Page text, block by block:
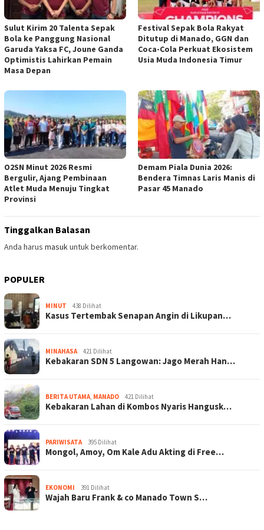
Sulut Kirim 20 Talenta Sepak
Bola ke Panggung Nasional
Garuda Yaksa FC, Joune Ganda
Optimistis Lahirkan Pemain
Masa Depan
Festival Sepak Bola Rakyat
Ditutup di Manado, GGN dan
Coca-Cola Perkuat Ekosistem
Usia Muda Indonesia Timur
O2SN Minut 2026 Resmi
Bergulir, Ajang Pembinaan
Atlet Muda Menuju Tingkat
Provinsi
Demam Piala Dunia 2026:
Bendera Timnas Laris Manis di
Pasar 45 Manado
Tinggalkan Balasan
Anda harus masukuntuk berkomentar.
POPULER
MINUT 438 Dilihat
Kasus Tertembak Senapan Angin di Likupan…
MINAHASA 421 Dilihat
Kebakaran SDN 5 Langowan: Jago Merah Han…
BERITA UTAMA MANADO 421 Dilihat
Kebakaran Lahan di Kombos Nyaris Hangusk…
PARIWISATA 395 Dilihat
Mongol, Amoy, Om Kale Adu Akting di Free…
EKONOMI 391 Dilihat
Wajah Baru Frank & co Manado Town S…